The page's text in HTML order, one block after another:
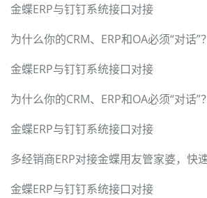
金蝶ERP与钉钉系统接口对接
为什么你的CRM、ERP和OA必须“对话”？
金蝶ERP与钉钉系统接口对接
为什么你的CRM、ERP和OA必须“对话”？
金蝶ERP与钉钉系统接口对接
金蝶ERP与钉钉系统接口对接